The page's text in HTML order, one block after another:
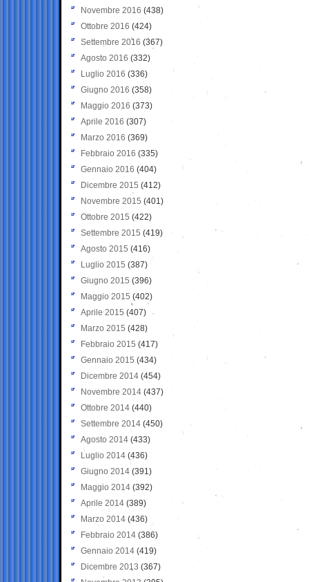
Novembre 2016 (438)
Ottobre 2016 (424)
Settembre 2016 (367)
Agosto 2016 (332)
Luglio 2016 (336)
Giugno 2016 (358)
Maggio 2016 (373)
Aprile 2016 (307)
Marzo 2016 (369)
Febbraio 2016 (335)
Gennaio 2016 (404)
Dicembre 2015 (412)
Novembre 2015 (401)
Ottobre 2015 (422)
Settembre 2015 (419)
Agosto 2015 (416)
Luglio 2015 (387)
Giugno 2015 (396)
Maggio 2015 (402)
Aprile 2015 (407)
Marzo 2015 (428)
Febbraio 2015 (417)
Gennaio 2015 (434)
Dicembre 2014 (454)
Novembre 2014 (437)
Ottobre 2014 (440)
Settembre 2014 (450)
Agosto 2014 (433)
Luglio 2014 (436)
Giugno 2014 (391)
Maggio 2014 (392)
Aprile 2014 (389)
Marzo 2014 (436)
Febbraio 2014 (386)
Gennaio 2014 (419)
Dicembre 2013 (367)